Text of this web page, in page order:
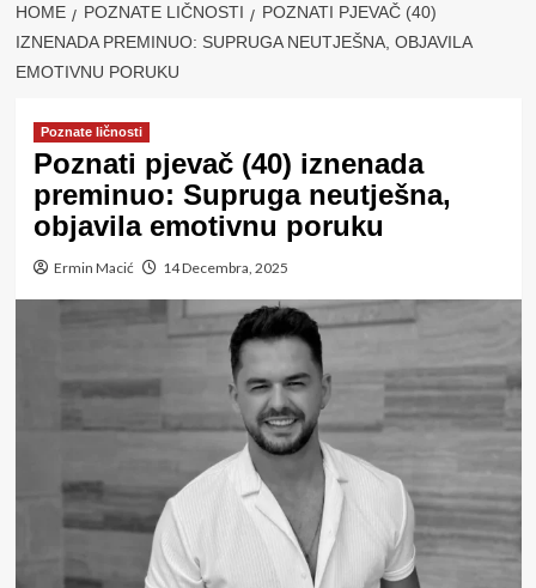
HOME POZNATE LIČNOSTI
POZNATI PJEVAČ (40)
IZNENADA PREMINUO: SUPRUGA NEUTJEŠNA, OBJAVILA
EMOTIVNU PORUKU
Poznate ličnosti
Poznati pjevač (40) iznenada
preminuo: Supruga neutješna,
objavila emotivnu poruku
Ermin Macić 14 Decembra, 2025